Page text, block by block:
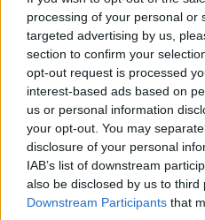
processing of your personal or
targeted advertising by us,
section to confirm your
opt-out request is processed
interest-based ads based on
us or personal information
your opt-out. You may
disclosure of your personal
IAB’s list of downstream
also be disclosed by us to third
Downstream Participants that
wygłosić trzyminutowe
Kolegium Kardynałów.
papieża Leona XIV.
Na zakończenie uczestnicy
wezmą udział w kolacji z
Konsystorz zostanie
podczas Mszy św. w
Piotra i Pawła, w czasie
metropolici otrzymają